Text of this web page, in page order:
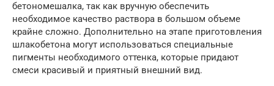
бетономешалка, так как вручную обеспечить
необходимое качество раствора в большом объеме
крайне сложно. Дополнительно на этапе приготовления
шлакобетона могут использоваться специальные
пигменты необходимого оттенка, которые придают
смеси красивый и приятный внешний вид.